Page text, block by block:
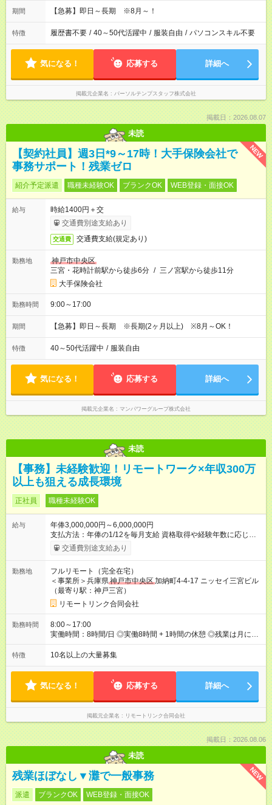
期間 【急募】即日～長期 ※8月～！
特徴 履歴書不要 / 40～50代活躍中 / 服装自由 / パソコンスキル不要
気になる！ 応募する 詳細へ
掲載元企業名 パーソルテンプスタッフ株式会社
掲載日：2026.08.07
未読
NEW
【契約社員】週3日*9～17時！大手保険会社で
事務サポート！残業ゼロ
紹介予定派遣 職種未経験OK ブランクOK WEB登録・面接OK
給与
時給1400円＋交
交通費別途支給あり
交通費 交通費支給(規定あり)
勤務地
神戸市中央区
三宮・花時計前駅から徒歩6分 / 三ノ宮駅から徒歩11分
大手保険会社
勤務時間 9:00～17:00
期間 【急募】即日～長期 ※長期(2ヶ月以上) ※8月～OK！
特徴 40～50代活躍中 / 服装自由
気になる！ 応募する 詳細へ
掲載元企業名 マンパワーグループ株式会社
未読
【事務】未経験歓迎！リモートワーク×年収300万
以上も狙える成長環境
正社員 職種未経験OK
給与
年俸3,000,000円～6,000,000円
支払方法：年俸の1/12を毎月支給 資格取得や経験年数に応じ
て、給与は上がっていきます。 自分の頑張りが給与に反映され
ます。 【試用期間】試用期間なし
交通費別途支給あり
勤務地
フルリモート（完全在宅）
＜事業所＞兵庫県神戸市中央区加納町4-4-17 ニッセイ三宮ビル
（最寄り駅：神戸三宮）
リモートリンク合同会社
勤務時間
8:00～17:00
実働時間：8時間/日 ◎実働8時間 + 1時間の休憩 ◎残業は月に
15h以内です ◎8:00-17:00もしくは9:00-18:00で働いていただき
ます。
特徴 10名以上の大量募集
気になる！ 応募する 詳細へ
掲載元企業名 リモートリンク合同会社
掲載日：2026.08.06
未読
NEW
残業ほぼなし▼灘で一般事務
派遣 ブランクOK WEB登録・面接OK